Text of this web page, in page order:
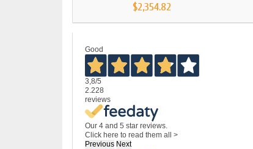
$2,354.82
Good
3,8/5
2.228
reviews
Our 4 and 5 star reviews.
Click here to read them all >
Previous Next